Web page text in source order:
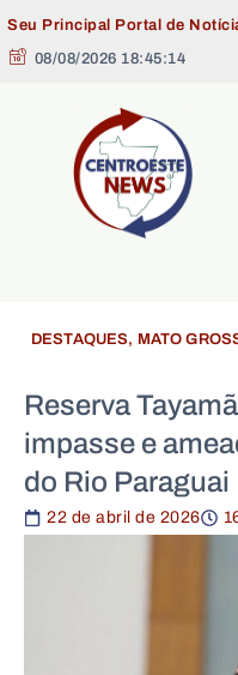
Seu Principal Portal de
08/08/2026 18:45:14
DESTAQUES, MATO
Reserva
impasse e
do Rio Paraguai
22 de abril de 2026